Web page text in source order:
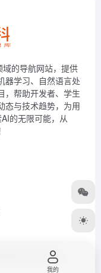
的导航网站，提供
器学习、自然语言处
，帮助开发者、学生
态与技术趋势，为用
的无限可能，从
备2023026385号-3
我的